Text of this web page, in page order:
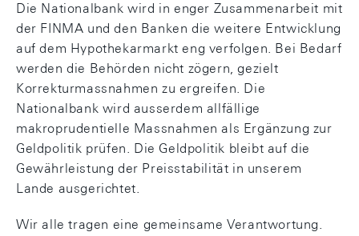
Die Nationalbank wird in enger Zusammenarbeit mit
der FINMA und den Banken die weitere Entwicklung
auf dem Hypothekarmarkt eng verfolgen. Bei Bedarf
werden die Behörden nicht zögern, gezielt
Korrekturmassnahmen zu ergreifen. Die
Nationalbank wird ausserdem allfällige
makroprudentielle Massnahmen als Ergänzung zur
Geldpolitik prüfen. Die Geldpolitik bleibt auf die
Gewährleistung der Preisstabilität in unserem
Lande ausgerichtet.
Wir alle tragen eine gemeinsame Verantwortung.